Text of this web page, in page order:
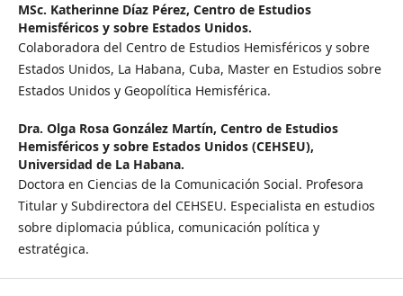
MSc. Katherinne Díaz Pérez, Centro de Estudios
Hemisféricos y sobre Estados Unidos.
Colaboradora del Centro de Estudios Hemisféricos y sobre
Estados Unidos, La Habana, Cuba, Master en Estudios sobre
Estados Unidos y Geopolítica Hemisférica.
Dra. Olga Rosa González Martín, Centro de Estudios
Hemisféricos y sobre Estados Unidos (CEHSEU),
Universidad de La Habana.
Doctora en Ciencias de la Comunicación Social. Profesora
Titular y Subdirectora del CEHSEU. Especialista en estudios
sobre diplomacia pública, comunicación política y
estratégica.